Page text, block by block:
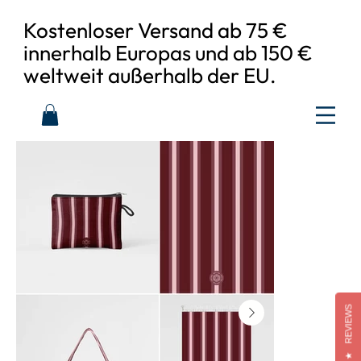
Kostenloser Versand ab 75 €
innerhalb Europas und ab 150 €
weltweit außerhalb der EU.
★
REVIEWS